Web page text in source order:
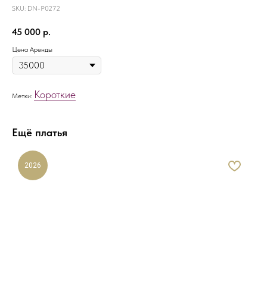
SKU: DN-P0272
45 000 р.
Цена Аренды
Метки: Короткие
Ещё платья
2026